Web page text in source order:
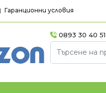
Гаранционни условия
0893 30 40 51